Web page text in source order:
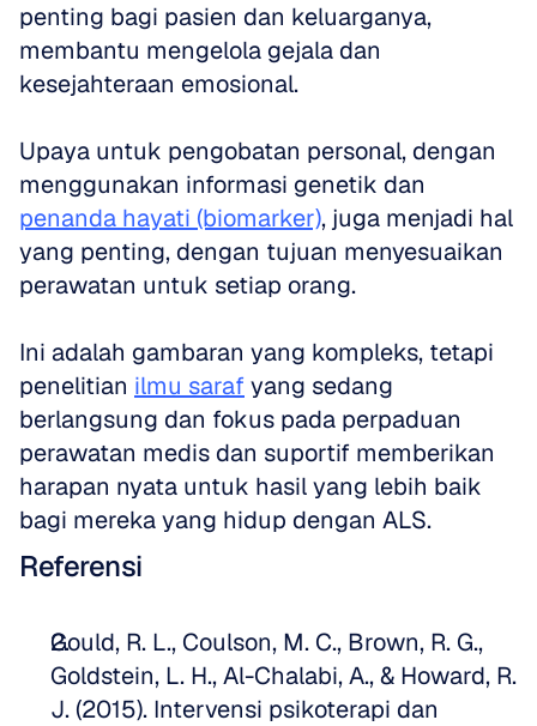
penting bagi pasien dan keluarganya,
membantu mengelola gejala dan
kesejahteraan emosional.
Upaya untuk pengobatan personal, dengan
penanda hayati (biomarker), juga menjadi hal
yang penting, dengan tujuan menyesuaikan
perawatan untuk setiap orang.
Ini adalah gambaran yang kompleks, tetapi
penelitian ilmu saraf yang sedang
berlangsung dan fokus pada perpaduan
perawatan medis dan suportif memberikan
harapan nyata untuk hasil yang lebih baik
bagi mereka yang hidup dengan ALS.
Referensi
Gould, R. L., Coulson, M. C., Brown, R. G.,
Goldstein, L. H., Al-Chalabi, A., & Howard, R.
J. (2015). Intervensi psikoterapi dan